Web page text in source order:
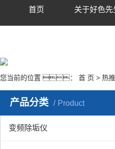
首页 关于好色
您当前的位置 ： 首 页 > 热
产品分类 Product
变频除垢仪